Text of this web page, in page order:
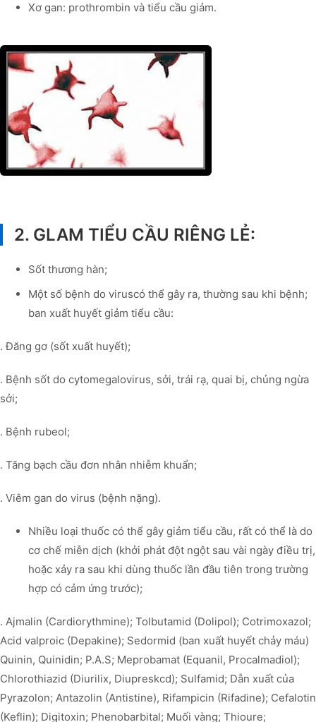
Xơ gan: prothrombin và tiểu cầu giảm.
2. GLAM TIỂU CẦU RIÊNG LẺ:
Sốt thương hàn;
Một số bệnh do viruscó thể gây ra, thường sau khi bệnh;
ban xuất huyết giảm tiểu cầu:
. Đăng gơ (sốt xuất huyết);
. Bệnh sốt do cytomegalovirus, sởi, trái rạ, quai bị, chủng ngừa
sởi;
. Bệnh rubeol;
. Tăng bạch cầu đơn nhân nhiễm khuẩn;
. Viêm gan do virus (bệnh nặng).
Nhiều loại thuốc có thể gây giảm tiểu cầu, rất có thể là do
cơ chế miễn dịch (khởi phát đột ngột sau vài ngày điều trị,
hoặc xảy ra sau khi dùng thuốc lần đầu tiên trong trường
hợp có cảm ứng trước);
. Ajmalin (Cardiorythmine); Tolbutamid (Dolipol); Cotrimoxazol;
Acid valproic (Depakine); Sedormid (ban xuất huyết chảy máu)
Quinin, Quinidin; P.A.S; Meprobamat (Equanil, Procalmadiol);
Chlorothiazid (Diurilix, Diupreskcd); Sulfamid; Dẫn xuất của
Pyrazolon; Antazolin (Antistine), Rifampicin (Rifadine); Cefalotin
(Keflin); Digitoxin; Phenobarbital; Muối vàng; Thioure;